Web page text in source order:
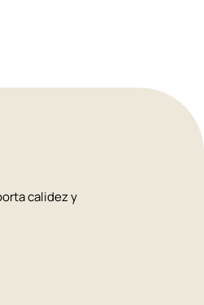
calidez y